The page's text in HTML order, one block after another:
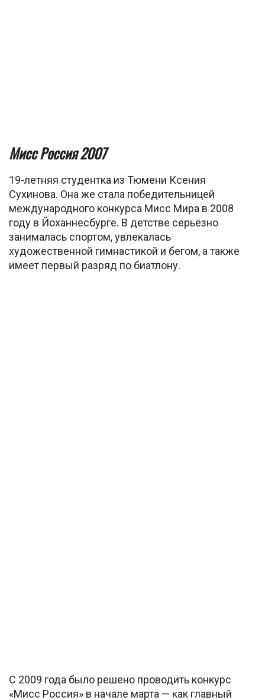
Мисс Россия 2007
19-летняя студентка из Тюмени Ксения
Сухинова. Она же стала победительницей
международного конкурса Мисс Мира в 2008
году в Йоханнесбурге. В детстве серьёзно
занималась спортом, увлекалась
художественной гимнастикой и бегом, а также
имеет первый разряд по биатлону.
С 2009 года было решено проводить конкурс
«Мисс Россия» в начале марта — как главный